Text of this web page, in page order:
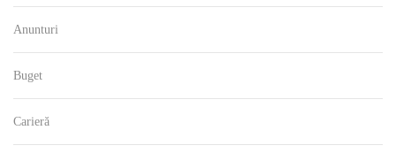
Anunturi
Buget
Carieră